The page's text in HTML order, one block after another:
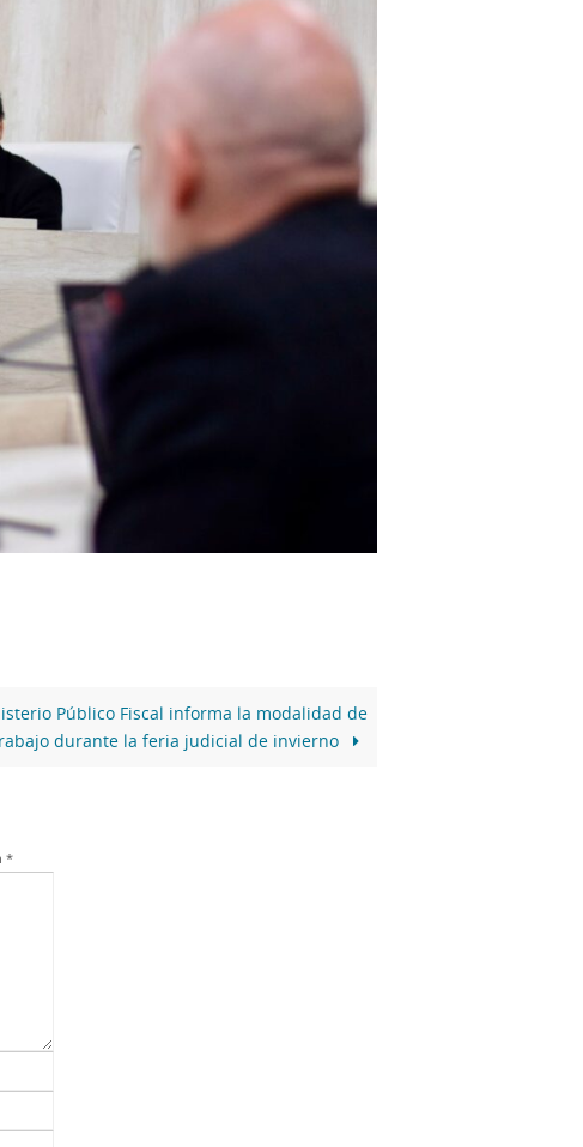
Público Fiscal informa la modalidad de
durante la feria judicial de invierno
*